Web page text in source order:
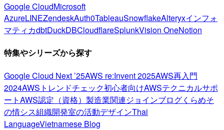
Google CloudMicrosoft
AzureLINEZendeskAuth0TableauSnowflakeAlteryxインフォ
マティカdbtDuckDBCloudflareSplunkVision OneNotion
特集やシリーズから探す
Google Cloud Next ’25AWS re:Invent 2025AWS再入門
2024AWSトレンドチェック初心者向けAWSテクニカルサポ
ートAWS認定（資格） 製造業関連ジョインブログくらめそ
の情シス組織開発室の活動デザインThai
LanguageVietnamese Blog